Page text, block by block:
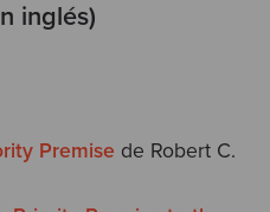
inglés)
Premise de Robert C.